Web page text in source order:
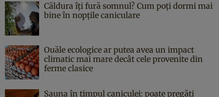
Căldura îți fură somnul? Cum poți dormi mai
bine în nopțile caniculare
Ouăle ecologice ar putea avea un impact
climatic mai mare decât cele provenite din
ferme clasice
Sauna în timpul caniculei: poate pregăti